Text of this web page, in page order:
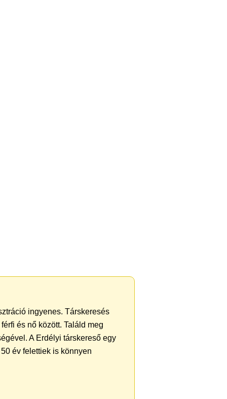
ingyenes. Társkeresés
és nő között. Találd meg
A Erdélyi társkereső egy
év felettiek is könnyen